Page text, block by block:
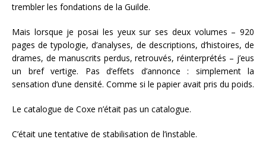
trembler les fondations de la Guilde.
Mais lorsque je posai les yeux sur ses deux volumes – 920
pages de typologie, d’analyses, de descriptions, d’histoires, de
drames, de manuscrits perdus, retrouvés, réinterprétés – j’eus
un bref vertige. Pas d’effets d’annonce : simplement la
sensation d’une densité. Comme si le papier avait pris du poids.
Le catalogue de Coxe n’était pas un catalogue.
C’était une tentative de stabilisation de l’instable.